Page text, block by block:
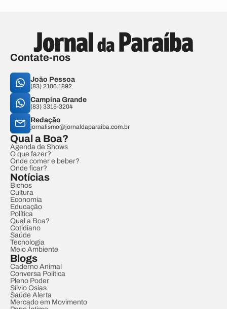
Contate-nos
João Pessoa
(83) 2106.1892
Campina Grande
(83) 3315-3204
Redação
jornalismo@jornaldaparaiba.com.br
Qual a Boa?
Agenda de Shows
O que fazer?
Onde comer e beber?
Onde ficar?
Notícias
Bichos
Cultura
Economia
Educação
Política
Qual a Boa?
Cotidiano
Saúde
Tecnologia
Meio Ambiente
Blogs
Caderno Animal
Conversa Política
Pleno Poder
Sílvio Osias
Saúde Alerta
Mercado em Movimento